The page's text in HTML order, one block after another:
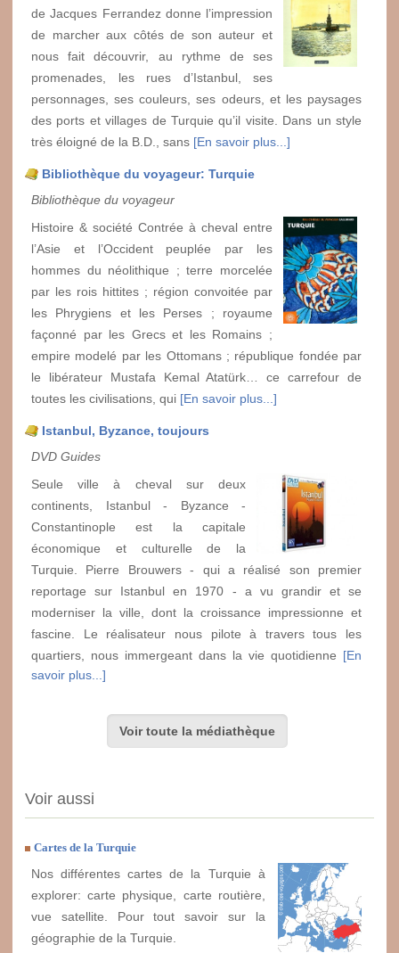
de Jacques Ferrandez donne l’impression
de marcher aux côtés de son auteur et
nous fait découvrir, au rythme de ses
promenades, les rues d’Istanbul, ses
personnages, ses couleurs, ses odeurs, et les paysages
des ports et villages de Turquie qu’il visite. Dans un style
très éloigné de la B.D., sans [En savoir plus...]
Bibliothèque du voyageur: Turquie
Bibliothèque du voyageur
Histoire & société Contrée à cheval entre
l’Asie et l’Occident peuplée par les
hommes du néolithique ; terre morcelée
par les rois hittites ; région convoitée par
les Phrygiens et les Perses ; royaume
façonné par les Grecs et les Romains ;
empire modelé par les Ottomans ; république fondée par
le libérateur Mustafa Kemal Atatürk… ce carrefour de
toutes les civilisations, qui [En savoir plus...]
Istanbul, Byzance, toujours
DVD Guides
Seule ville à cheval sur deux
continents, Istanbul - Byzance -
Constantinople est la capitale
économique et culturelle de la
Turquie. Pierre Brouwers - qui a réalisé son premier
reportage sur Istanbul en 1970 - a vu grandir et se
moderniser la ville, dont la croissance impressionne et
fascine. Le réalisateur nous pilote à travers tous les
quartiers, nous immergeant dans la vie quotidienne [En
savoir plus...]
Voir toute la médiathèque
Voir aussi
Cartes de la Turquie
Nos différentes cartes de la Turquie à
explorer: carte physique, carte routière,
vue satellite. Pour tout savoir sur la
géographie de la Turquie.